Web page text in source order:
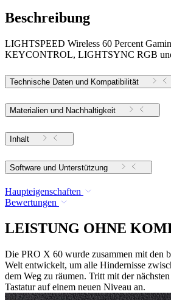
Beschreibung
LIGHTSPEED Wireless 60 Percent
KEYCONTROL, LIGHTSYNC RGB und
Technische Daten und Kompatibilität
Materialien und Nachhaltigkeit
Inhalt
Software und Unterstützung
Haupteigenschaften
Bewertungen
LEISTUNG OHNE
Die PRO X 60 wurde zusammen mit den
Welt entwickelt, um alle Hindernisse
dem Weg zu räumen. Tritt mit der
Tastatur auf einem neuen Niveau an.